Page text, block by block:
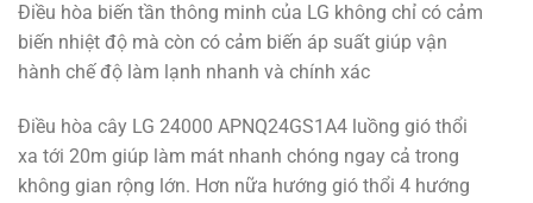
Điều hòa biến tần thông minh của LG không chỉ có cảm
biến nhiệt độ mà còn có cảm biến áp suất giúp vận
hành chế độ làm lạnh nhanh và chính xác
Điều hòa cây LG 24000 APNQ24GS1A4 luồng gió thổi
xa tới 20m giúp làm mát nhanh chóng ngay cả trong
không gian rộng lớn. Hơn nữa hướng gió thổi 4 hướng